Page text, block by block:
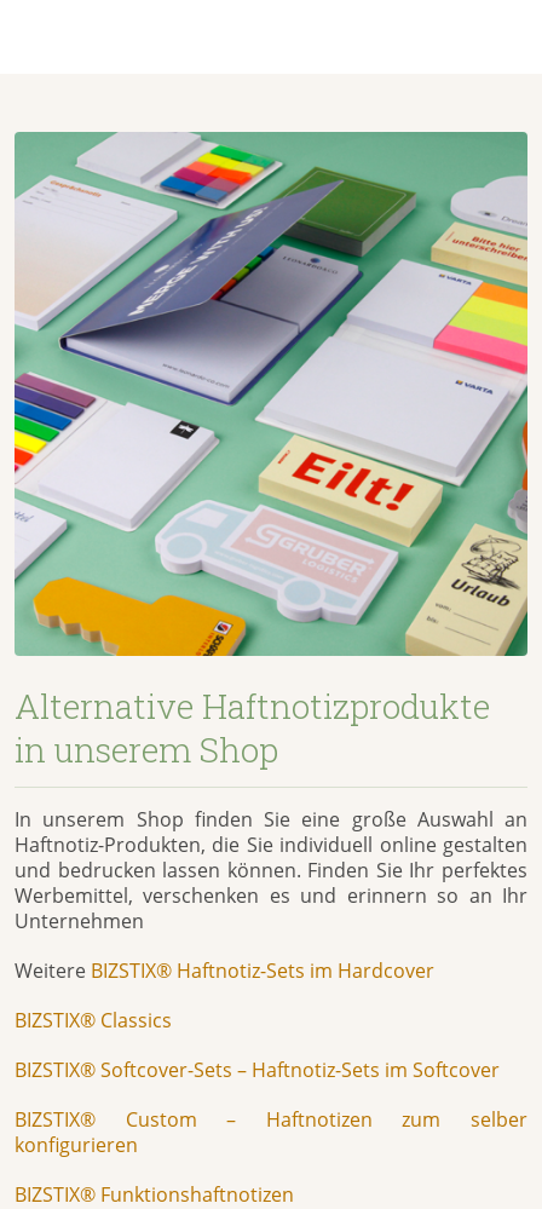
Alternative Haftnotizprodukte
in unserem Shop
In unserem Shop finden Sie eine große Auswahl an
Haftnotiz-Produkten, die Sie individuell online gestalten
und bedrucken lassen können. Finden Sie Ihr perfektes
Werbemittel, verschenken es und erinnern so an Ihr
Unternehmen
Weitere BIZSTIX® Haftnotiz-Sets im Hardcover
BIZSTIX® Classics
BIZSTIX® Softcover-Sets – Haftnotiz-Sets im Softcover
BIZSTIX® Custom – Haftnotizen zum selber
konfigurieren
BIZSTIX® Funktionshaftnotizen